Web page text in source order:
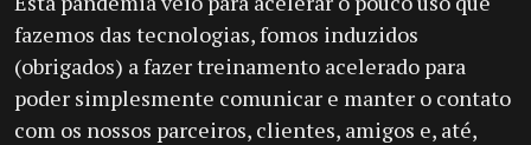
fazemos das tecnologias, fomos induzidos
(obrigados) a fazer treinamento acelerado para
poder simplesmente comunicar e manter o contato
com os nossos parceiros, clientes, amigos e, até,